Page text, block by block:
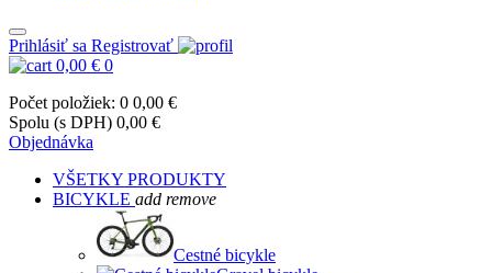
Prihlásiť sa Registrovať
0,00 € 0
Počet položiek: 0 0,00 €
Spolu (s DPH) 0,00 €
Objednávka
VŠETKY PRODUKTY
BICYKLE add remove
Cestné bicykle